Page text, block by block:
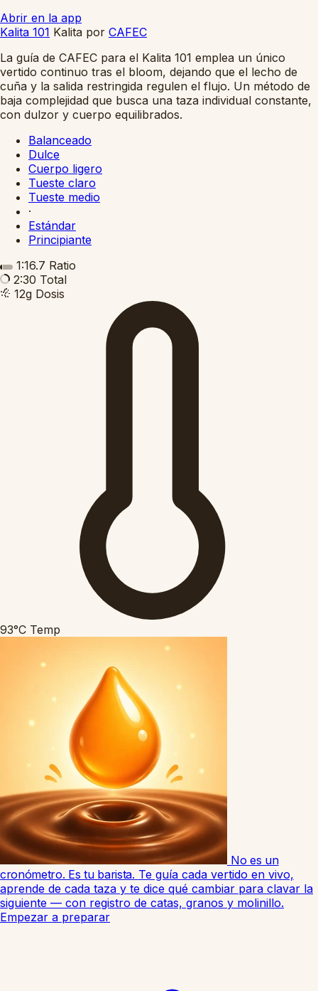
Abrir en la app
Kalita 101 Kalita por CAFEC
La guía de CAFEC para el Kalita 101 emplea un único
vertido continuo tras el bloom, dejando que el lecho de
cuña y la salida restringida regulen el flujo. Un método de
baja complejidad que busca una taza individual constante,
con dulzor y cuerpo equilibrados.
Balanceado
Dulce
Cuerpo ligero
Tueste claro
Tueste medio
·
Estándar
Principiante
1:16.7 Ratio
2:30 Total
12g Dosis
93°C Temp
No es un
cronómetro. Es tu barista. Te guía cada vertido en vivo,
aprende de cada taza y te dice qué cambiar para clavar la
siguiente — con registro de catas, granos y molinillo.
Empezar a preparar